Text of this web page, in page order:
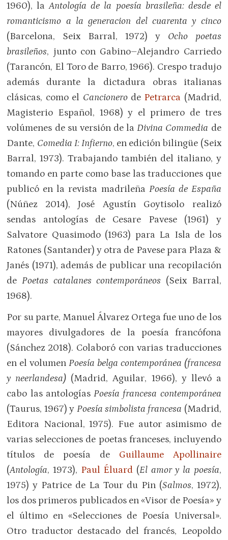
1960), laAntología de la poesía brasileña: desde el
romanticismo a la generacion del cuarenta y cinco
(Barcelona, Seix Barral, 1972) y Ocho poetas
brasileños, junto con Gabino–Alejandro Carriedo
(Tarancón, El Toro de Barro, 1966). Crespo tradujo
además durante la dictadura obras italianas
clásicas, como el Cancionero de Petrarca (Madrid,
Magisterio Español, 1968) y el primero de tres
volúmenes de su versión de laDivina Commedia de
Dante, Comedia I: Infierno, en edición bilingüe (Seix
Barral, 1973). Trabajando también del italiano, y
tomando en parte como base las traducciones que
publicó en la revista madrileña Poesía de España
(Núñez 2014), José Agustín Goytisolo realizó
sendas antologías de Cesare Pavese (1961) y
Salvatore Quasimodo (1963) para La Isla de los
Ratones (Santander) y otra de Pavese para Plaza &
Janés (1971), además de publicar una recopilación
dePoetas catalanes contemporáneos (Seix Barral,
1968).
Por su parte, Manuel Álvarez Ortega fue uno de los
mayores divulgadores de la poesía francófona
(Sánchez 2018). Colaboró con varias traducciones
en el volumen Poesía belga contemporánea (francesa
y neerlandesa) (Madrid, Aguilar, 1966), y llevó a
cabo las antologíasPoesía francesa contemporánea
(Taurus, 1967) y Poesía simbolista francesa (Madrid,
Editora Nacional, 1975). Fue autor asimismo de
varias selecciones de poetas franceses, incluyendo
títulos de poesía de Guillaume Apollinaire
(Antología, 1973), Paul Éluard (El amor y la poesía,
1975) y Patrice de La Tour du Pin (Salmos, 1972),
los dos primeros publicados en «Visor de Poesía» y
el último en «Selecciones de Poesía Universal».
Otro traductor destacado del francés, Leopoldo